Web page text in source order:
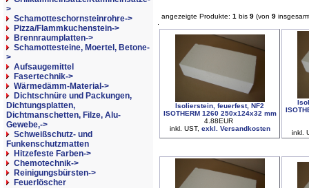
>
Schamotteschornsteinrohre->
Pizza/Flammkuchenstein->
Brennraumplatten->
Schamottesteine, Moertel, Betone-
>
Aufsaugemittel
Fasertechnik->
Wärmedämm-Material->
Dichtschnüre und Packungen,
Dichtungsplatten,
Dichtmanschetten, Filze, Alu-
Gewebe,->
Schweißschutz- und
Funkenschutzmatten
Hitzefeste Farben->
Chemotechnik->
Reinigungsbürsten->
Feuerlöscher
angezeigte Produkte: 1 bis 9 (von 9
Isolierstein, feuerfest, NF2
ISOTHERM 1260 250x124x32 mm
4.88EUR
inkl. UST, exkl. Versandkosten
inkl.